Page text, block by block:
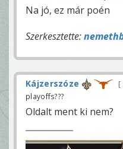
Na jó, ez már poén
Szerkesztette:
Kájzerszóze
playoffs???
Oldalt ment ki nem?